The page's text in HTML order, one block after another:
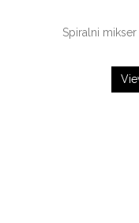
Spiralni